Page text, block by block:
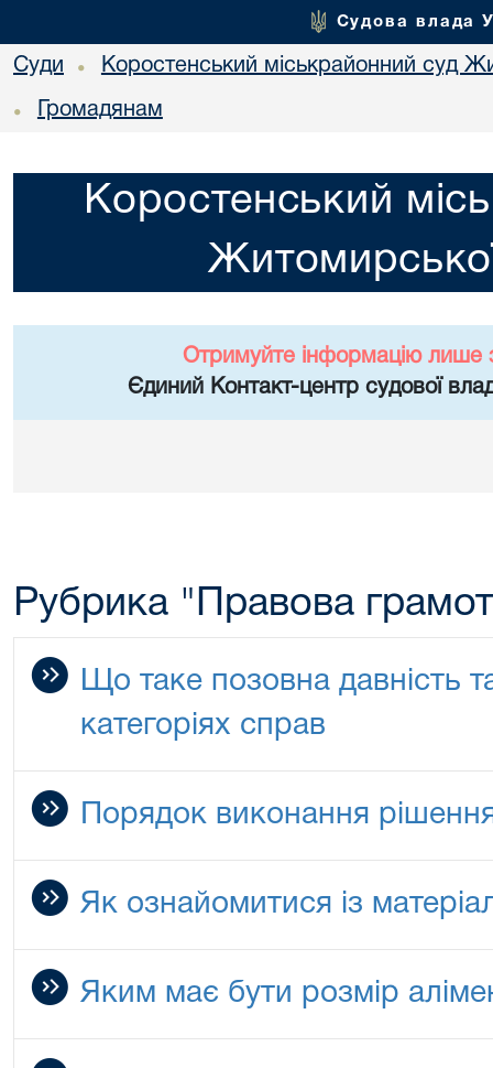
Судова влада
Суди • Коростенський міськрайонний суд
• Громадянам
Коростенський
Отримуйте інформацію лише
Єдиний Контакт-центр судової
Рубрика "Правова
Що таке позовна давність
категоріях справ
Порядок виконання
Як ознайомитися із
Яким має бути розмір